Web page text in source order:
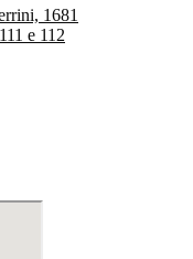
1681
e 112